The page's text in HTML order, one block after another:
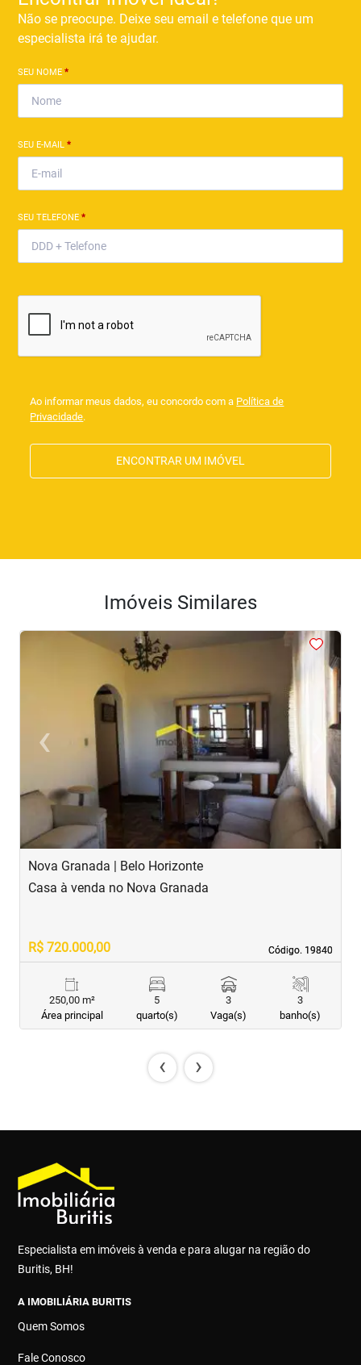
Não se preocupe. Deixe seu email e telefone que um
especialista irá te ajudar.
SEU NOME*
SEU E-MAIL*
SEU TELEFONE*
Ao informar meus dados, eu concordo com a Política de
Privacidade.
ENCONTRAR UM IMÓVEL
Imóveis Similares
<
‹Previous Next
Nova Granada | Belo Horizonte
Código. 19840
Código. 19840
Casa à venda no Nova Granada
R$ 720.000,00
250,00 m²
Área principal
5
quarto(s)
3
Vaga(s)
3
banho(s)
‹ ›
Especialista em imóveis à venda e para alugar na região do
Buritis, BH!
A IMOBILIÁRIA BURITIS
Quem Somos
Fale Conosco